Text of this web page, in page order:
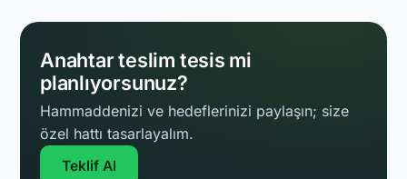
Anahtar teslim tesis mi
planlıyorsunuz?
Hammaddenizi ve hedeflerinizi paylaşın; size
özel hattı tasarlayalım.
Teklif Al